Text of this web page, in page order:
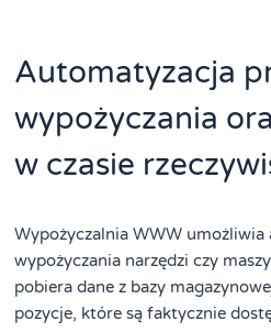
Automatyzacja
wypożyczania
w czasie
Wypożyczalnia WWW
wypożyczania narzędzi czy
pobiera dane z bazy
pozycje, które są faktycznie